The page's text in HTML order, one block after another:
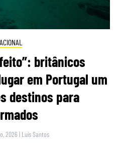
britânicos
em Portugal um
destinos para
2026 | Luís Santos